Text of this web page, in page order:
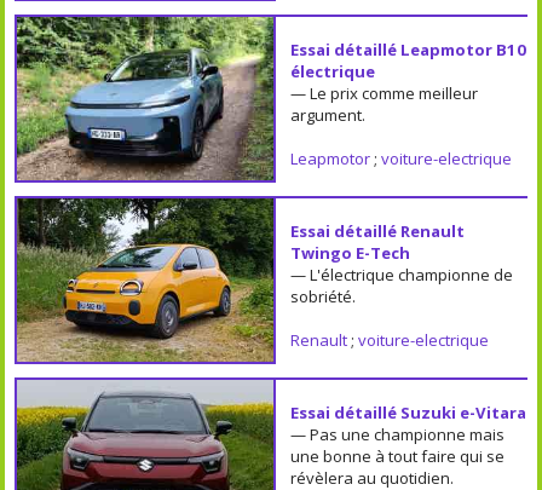
Essai détaillé Leapmotor B10
électrique
— Le prix comme meilleur
argument.
Leapmotor; voiture-electrique
Essai détaillé Renault
Twingo E-Tech
— L'électrique championne de
sobriété.
Renault; voiture-electrique
Essai détaillé Suzuki e-Vitara
— Pas une championne mais
une bonne à tout faire qui se
révèlera au quotidien.